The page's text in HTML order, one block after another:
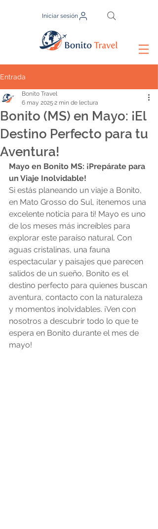
Iniciar sesión
Entrada
Bonito (MS) en Mayo: ¡El
Destino Perfecto para tu
Aventura!
Bonito Travel
6 may 2025 2 min de lectura
Mayo en Bonito MS: ¡Prepárate para
un Viaje Inolvidable!
Si estás planeando un viaje a Bonito,
en Mato Grosso do Sul, ¡tenemos una
excelente noticia para ti! Mayo es uno
de los meses más increíbles para
explorar este paraíso natural. Con
aguas cristalinas, una fauna
espectacular y paisajes que parecen
salidos de un sueño, Bonito es el
destino perfecto para quienes buscan
aventura, contacto con la naturaleza
y momentos inolvidables. ¡Ven con
nosotros a descubrir todo lo que te
espera en Bonito durante el mes de
mayo!